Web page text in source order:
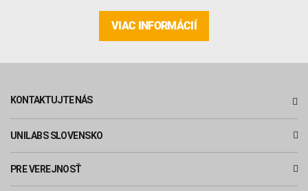
VIAC INFORMÁCIÍ
KONTAKTUJTE NÁS
UNILABS SLOVENSKO
PRE VEREJNOSŤ